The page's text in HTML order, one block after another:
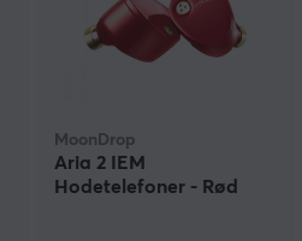
MoonDrop
Aria 2 IEM
Hodetelefoner - Rød